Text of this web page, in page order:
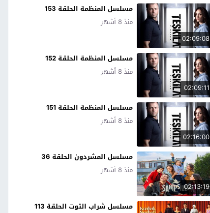
02:09:08
مسلسل المنظمة الحلقة 153
منذ 8 أشهر
02:09:11
مسلسل المنظمة الحلقة 152
منذ 8 أشهر
02:16:00
مسلسل المنظمة الحلقة 151
منذ 8 أشهر
02:13:19
مسلسل المشردون الحلقة 36
منذ 8 أشهر
مسلسل شراب التوت الحلقة 113